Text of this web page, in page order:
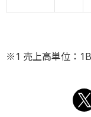
※1 売上高単位：